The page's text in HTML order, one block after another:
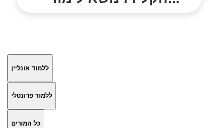
ללמוד אונליין
ללמוד פרונטלי
כל המורים